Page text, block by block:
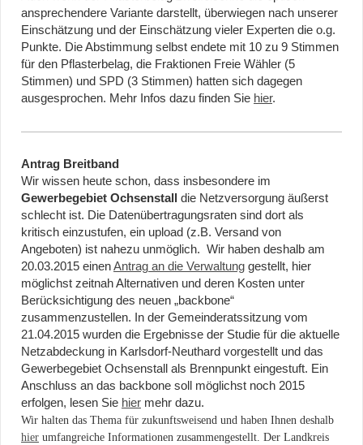
ansprechendere Variante darstellt, überwiegen nach unserer
Einschätzung und der Einschätzung vieler Experten die o.g.
Punkte. Die Abstimmung selbst endete mit 10 zu 9 Stimmen
für den Pflasterbelag, die Fraktionen Freie Wähler (5
Stimmen) und SPD (3 Stimmen) hatten sich dagegen
ausgesprochen. Mehr Infos dazu finden Sie hier.
Antrag Breitband
Wir wissen heute schon, dass insbesondere im
Gewerbegebiet Ochsenstall
die Netzversorgung äußerst
schlecht ist. Die Datenübertragungsraten sind dort als
kritisch einzustufen, ein upload (z.B. Versand von
Angeboten) ist nahezu unmöglich. Wir haben deshalb am
20.03.2015 einenAntrag an die Verwaltung gestellt, hier
möglichst zeitnah Alternativen und deren Kosten unter
Berücksichtigung des neuen „backbone“
zusammenzustellen. In der Gemeinderatssitzung vom
21.04.2015 wurden die Ergebnisse der Studie für die aktuelle
Netzabdeckung in Karlsdorf-Neuthard vorgestellt und das
Gewerbegebiet Ochsenstall als Brennpunkt eingestuft. Ein
Anschluss an das backbone soll möglichst noch 2015
erfolgen, lesen Sie hier mehr dazu.
Wir halten das Thema für zukunftsweisend und haben Ihnen deshalb
hier umfangreiche Informationen zusammengestellt. Der Landkreis